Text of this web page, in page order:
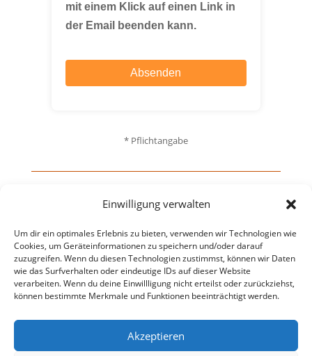
Einwilligung verwalten
Um dir ein optimales Erlebnis zu bieten, verwenden wir Technologien wie
Cookies, um Geräteinformationen zu speichern und/oder darauf
zuzugreifen. Wenn du diesen Technologien zustimmst, können wir Daten
wie das Surfverhalten oder eindeutige IDs auf dieser Website
verarbeiten. Wenn du deine Einwillligung nicht erteilst oder zurückziehst,
können bestimmte Merkmale und Funktionen beeinträchtigt werden.
Akzeptieren
mit einem Klick auf einen Link in
der Email beenden kann.
Absenden
* Pflichtangabe
dir ab und zu Informationen zu den Themen
PersönlichkeitsentwicklungundGewaltfreie
Kommunikationsowie meinen Angeboten an die von
dir hier angegebene E-Mail-Adresse zu schicken. Du
hast jederzeit die Möglichkeit, diese Zustimmung
zu widerrufen.